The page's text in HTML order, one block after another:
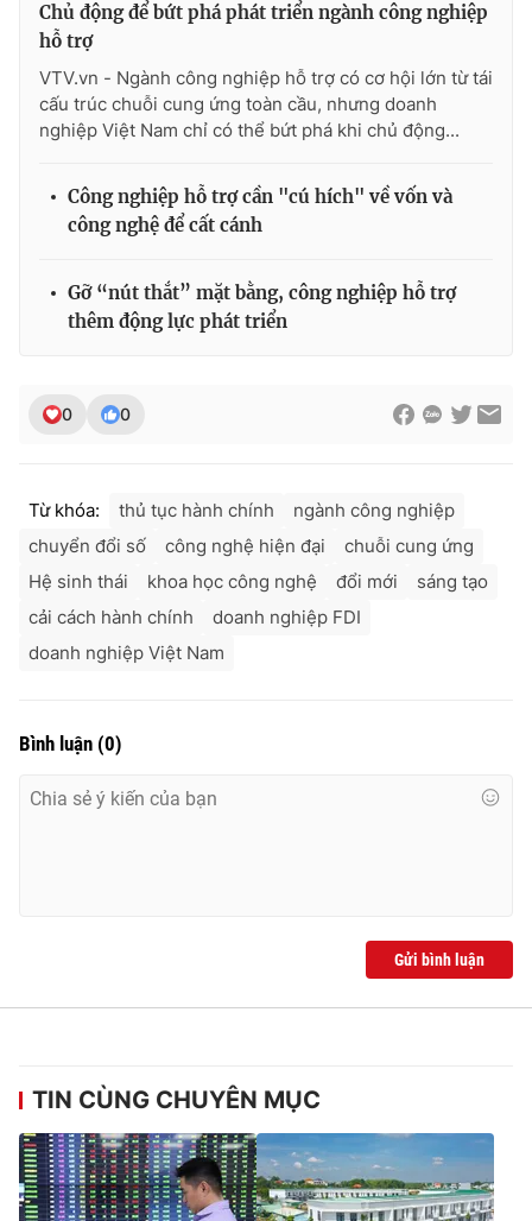
Chủ động để bứt phá phát triển ngành công nghiệp
hỗ trợ
VTV.vn - Ngành công nghiệp hỗ trợ có cơ hội lớn từ tái
cấu trúc chuỗi cung ứng toàn cầu, nhưng doanh
nghiệp Việt Nam chỉ có thể bứt phá khi chủ động...
Công nghiệp hỗ trợ cần "cú hích" về vốn và
công nghệ để cất cánh
Gỡ “nút thắt” mặt bằng, công nghiệp hỗ trợ
thêm động lực phát triển
0 0
Từ khóa: thủ tục hành chính
ngành công nghiệp
chuyển đổi số
công nghệ hiện đại
chuỗi cung ứng
Hệ sinh thái
khoa học công nghệ đổi mới
sáng tạo
cải cách hành chính
doanh nghiệp FDI
doanh nghiệp Việt Nam
Bình luận (0)
Gửi bình luận
TIN CÙNG CHUYÊN MỤC